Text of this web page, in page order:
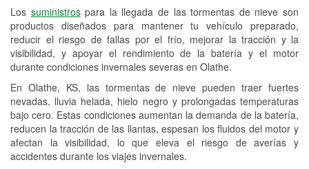
Los suministrospara la llegada de las tormentas de nieve son
productos diseñados para mantener tu vehículo preparado,
reducir el riesgo de fallas por el frío, mejorar la tracción y la
visibilidad, y apoyar el rendimiento de la batería y el motor
durante condiciones invernales severas en Olathe.
En Olathe, KS, las tormentas de nieve pueden traer fuertes
nevadas, lluvia helada, hielo negro y prolongadas temperaturas
bajo cero. Estas condiciones aumentan la demanda de la batería,
reducen la tracción de las llantas, espesan los fluidos del motor y
afectan la visibilidad, lo que eleva el riesgo de averías y
accidentes durante los viajes invernales.
Reciclaje de baterías y aceite
Instalación de bombillas de faros
Instalación de limpiaparabrisas
Programa de Préstamo de
Herramientas
Rectificación de tambores y discos de
freno